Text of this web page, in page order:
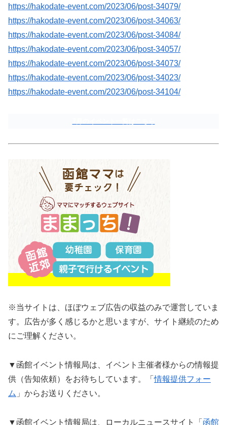
https://hakodate-event.com/2023/06/post-34079/
https://hakodate-event.com/2023/06/post-34063/
https://hakodate-event.com/2023/06/post-34084/
https://hakodate-event.com/2023/06/post-34057/
https://hakodate-event.com/2023/06/post-34073/
https://hakodate-event.com/2023/06/post-34023/
https://hakodate-event.com/2023/06/post-34104/
※当サイトは、ほぼウェブ広告の収益のみで運営していま
す。広告が多く感じるかと思いますが、サイト継続のため
にご理解ください。
▼函館イベント情報局は、イベント主催者様からの情報提
供（告知依頼）をお待ちしています。「情報提供フォー
ム 」からお送りください。
▼函館イベント情報局は、ローカルニュースサイト「 函館